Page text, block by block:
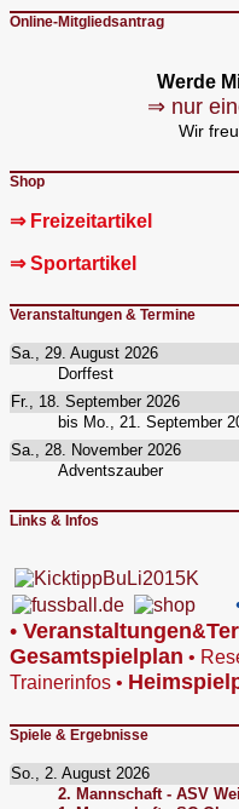
Online-Mitgliedsantrag
Werde
⇒ nur
Wir
Shop
⇒ Freizeitartikel
⇒ Sportartikel
Veranstaltungen & Termine
Sa., 29. August 2026
Dorffest
Fr., 18. September 2026
bis Mo., 21. September
Sa., 28. November 2026
Adventszauber
Links & Infos
• Veranstaltungen&
Gesamtspielplan •
Trainerinfos •
Spiele & Ergebnisse
So., 2. August 2026
2. Mannschaft - ASV